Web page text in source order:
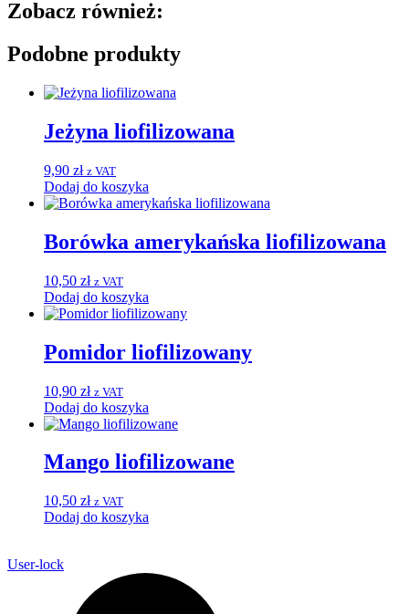
Zobacz również:
Podobne produkty
Jeżyna liofilizowana
9,90 zł z VAT
Dodaj do koszyka
Borówka amerykańska liofilizowana
10,50 zł z VAT
Dodaj do koszyka
Pomidor liofilizowany
10,90 zł z VAT
Dodaj do koszyka
Mango liofilizowane
10,50 zł z VAT
Dodaj do koszyka
User-lock